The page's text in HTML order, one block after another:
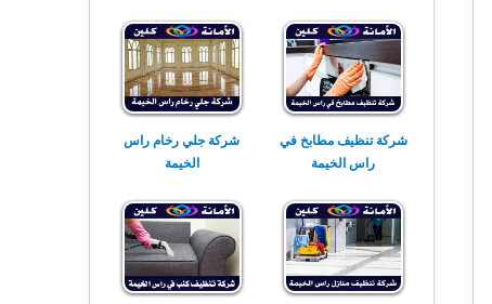
شركة تنظيف مطابخ في
راس الخيمة
شركة جلي رخام راس
الخيمة